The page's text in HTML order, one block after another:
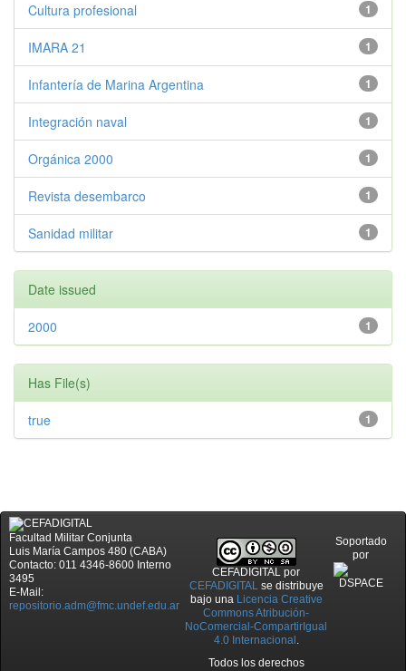
1
Cultura profesional
1
IMARA 21
1
Infantería de Marina Argentina
1
Integración naval
1
Orgánica 2000
1
Revista desembarco
1
Sanidad militar
Date issued
1
2000
Has File(s)
1
true
Facultad Militar Conjunta
Luis María Campos 480 (CABA)
Contacto: 011 4346-8600 Interno
3495
E-Mail:
repositorio.adm@fmc.undef.edu.ar
CEFADIGITAL por
CEFADIGITALse distribuye
bajo una Licencia Creative
Commons Atribución-
NoComercial-CompartirIgual
4.0 Internacional .
Todos los derechos
Soportado
por